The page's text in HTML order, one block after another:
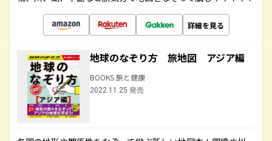
詳細を見る
地球のなぞり方 旅地図 アジア編
BOOKS 旅と健康
2022.11.25 発売